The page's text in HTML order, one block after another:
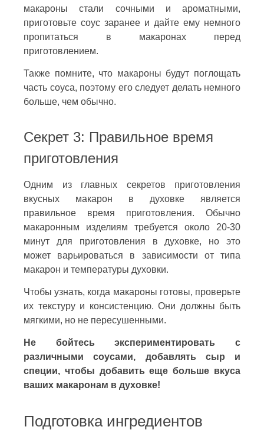
макароны стали сочными и ароматными,
приготовьте соус заранее и дайте ему немного
пропитаться в макаронах перед
приготовлением.
Также помните, что макароны будут поглощать
часть соуса, поэтому его следует делать немного
больше, чем обычно.
Секрет 3: Правильное время
приготовления
Одним из главных секретов приготовления
вкусных макарон в духовке является
правильное время приготовления. Обычно
макаронным изделиям требуется около 20-30
минут для приготовления в духовке, но это
может варьироваться в зависимости от типа
макарон и температуры духовки.
Чтобы узнать, когда макароны готовы, проверьте
их текстуру и консистенцию. Они должны быть
мягкими, но не пересушенными.
Не бойтесь экспериментировать с
различными соусами, добавлять сыр и
специи, чтобы добавить еще больше вкуса
ваших макаронам в духовке!
Подготовка ингредиентов